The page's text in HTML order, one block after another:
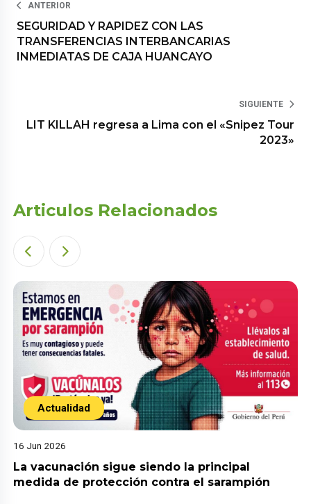
ANTERIOR
SEGURIDAD Y RAPIDEZ CON LAS
TRANSFERENCIAS INTERBANCARIAS
INMEDIATAS DE CAJA HUANCAYO
SIGUIENTE
LIT KILLAH regresa a Lima con el «Snipez Tour
2023»
Articulos Relacionados
Actualidad
16 Jun 2026
La vacunación sigue siendo la principal
medida de protección contra el sarampión